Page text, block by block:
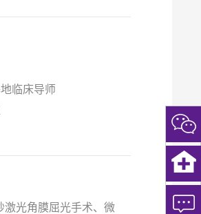
临床导师
激光角膜屈光手术、微